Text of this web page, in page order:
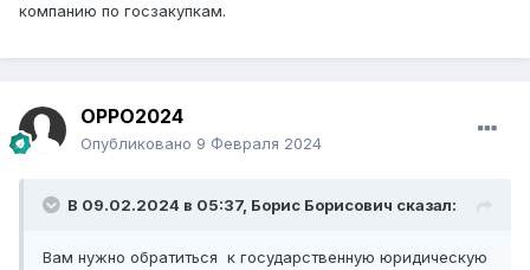
компанию по госзакупкам.
OPPO2024
Опубликовано 9 Февраля 2024
В 09.02.2024 в 05:37, Борис Борисович сказал:
Вам нужно обратиться к государственную юридическую